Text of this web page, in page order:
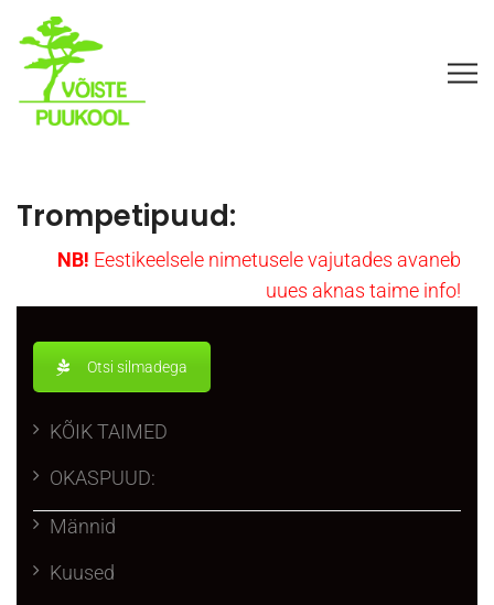
Trompetipuud:
NB! Eestikeelsele nimetusele vajutades avaneb
uues aknas taime info!
Otsi silmadega
KÕIK TAIMED
OKASPUUD:
Männid
Kuused